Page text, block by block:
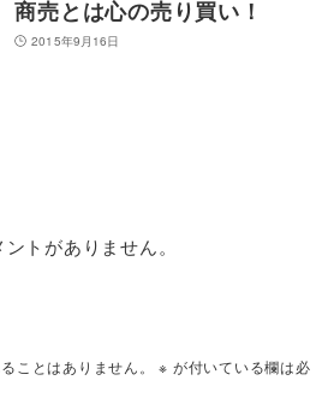
商売とは心の売り買い！
2015年9月16日
トがありません。
ことはありません。 ※ が付いている欄は必